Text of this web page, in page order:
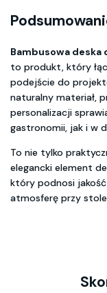
Bambusowa deska
to produkt, który
podejście do
naturalny materiał,
personalizacji
gastronomii, jak i w
To nie tylko
elegancki element
który podnosi
atmosferę przy